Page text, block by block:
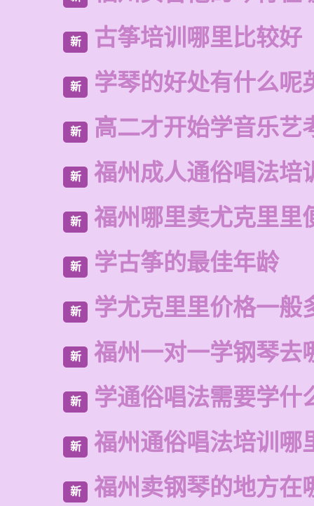
新 古筝培训哪里比较好
新 学琴的好处有什么呢
新 高二才开始学音乐艺
新 福州成人通俗唱法培
新 福州哪里卖尤克里里
新 学古筝的最佳年龄
新 学尤克里里价格一般
新 福州一对一学钢琴去
新 学通俗唱法需要学什
新 福州通俗唱法培训哪
新 福州卖钢琴的地方在